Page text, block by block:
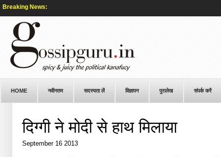
Breaking News:
HOME नवीनतम सदस्यता लें विज्ञापन पुरालेख संपर्क करै
दिग्गी ने मोदी से हाथ मिलाया
September 16 2013